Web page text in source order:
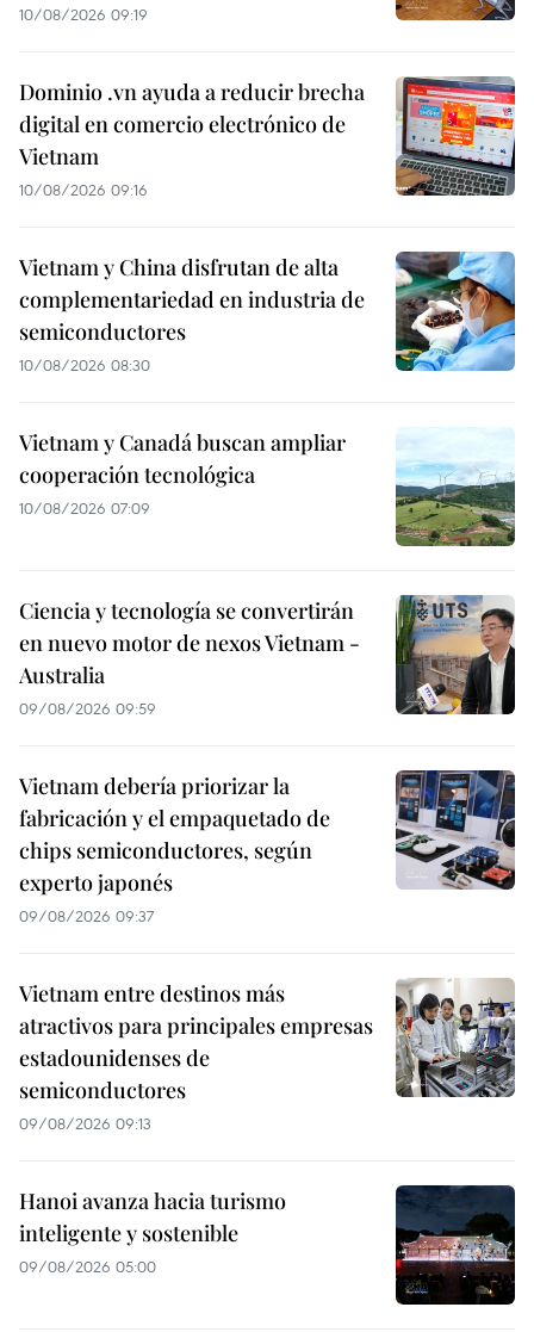
10/08/2026 09:19
Dominio .vn ayuda a reducir brecha
digital en comercio electrónico de
Vietnam
10/08/2026 09:16
Vietnam y China disfrutan de alta
complementariedad en industria de
semiconductores
10/08/2026 08:30
Vietnam y Canadá buscan ampliar
cooperación tecnológica
10/08/2026 07:09
Ciencia y tecnología se convertirán
en nuevo motor de nexos Vietnam -
Australia
09/08/2026 09:59
Vietnam debería priorizar la
fabricación y el empaquetado de
chips semiconductores, según
experto japonés
09/08/2026 09:37
Vietnam entre destinos más
atractivos para principales empresas
estadounidenses de
semiconductores
09/08/2026 09:13
Hanoi avanza hacia turismo
inteligente y sostenible
09/08/2026 05:00